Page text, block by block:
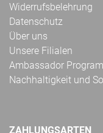
Widerrufsbelehrung
Datenschutz
Über uns
Unsere Filialen
Ambassador
Nachhaltigkeit und
ZAHLUNGSARTEN